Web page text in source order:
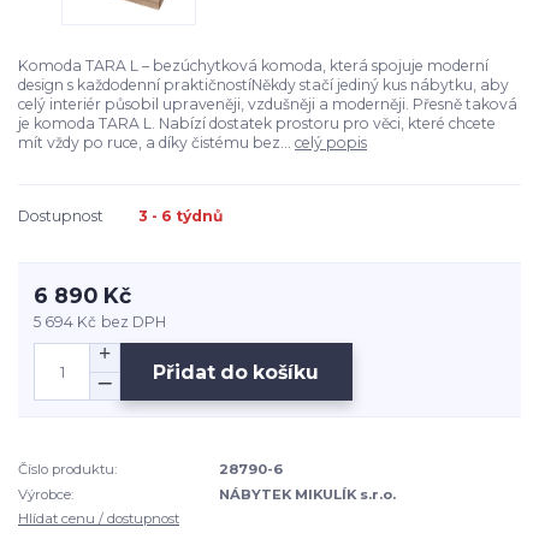
Komoda TARA L – bezúchytková komoda, která spojuje moderní
design s každodenní praktičnostíNěkdy stačí jediný kus nábytku, aby
celý interiér působil upraveněji, vzdušněji a moderněji. Přesně taková
je komoda TARA L. Nabízí dostatek prostoru pro věci, které chcete
mít vždy po ruce, a díky čistému bez... celý popis
Dostupnost 3 - 6 týdnů
6 890 Kč
5 694 Kč bez DPH
Přidat do košíku
Číslo produktu:
28790-6
Výrobce:
NÁBYTEK MIKULÍK s.r.o.
Hlídat cenu / dostupnost